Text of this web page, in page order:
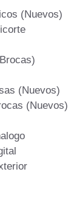
(Nuevos)
(Nuevos)
(Nuevos)